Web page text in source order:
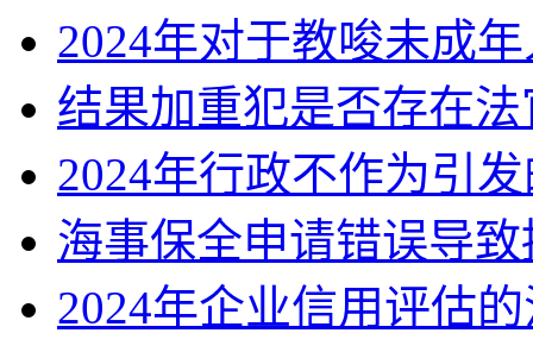
2024年对于教唆未成
结果加重犯是否存在
2024年行政不作为引
海事保全申请错误导
2024年企业信用评估